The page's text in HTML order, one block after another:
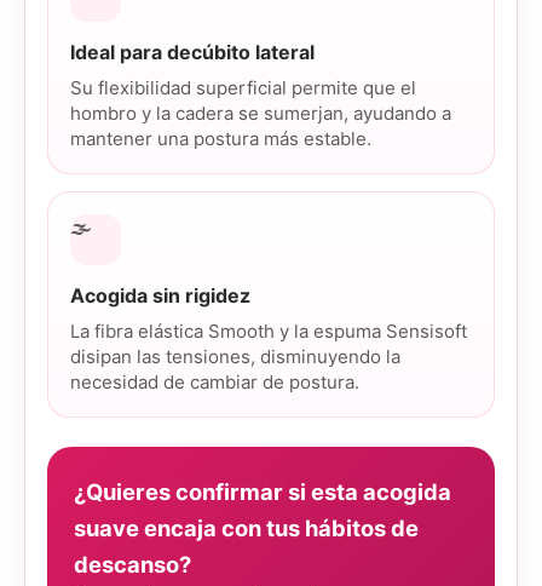
Ideal para decúbito lateral
Su flexibilidad superficial permite que el
hombro y la cadera se sumerjan, ayudando a
mantener una postura más estable.
🌫️
Acogida sin rigidez
La fibra elástica Smooth y la espuma Sensisoft
disipan las tensiones, disminuyendo la
necesidad de cambiar de postura.
¿Quieres confirmar si esta acogida
suave encaja con tus hábitos de
descanso?